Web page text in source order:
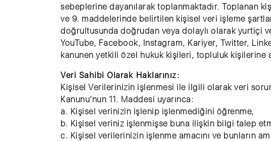
sebeplerine dayanılarak toplanmaktadır. Toplanan
ve 9. maddelerinde belirtilen kişisel veri işleme
doğrultusunda doğrudan veya dolaylı olarak yurtiçi
YouTube, Facebook, Instagram, Kariyer, Twitter,
kanunen yetkili özel hukuk kişileri, topluluk kişilerine
Veri Sahibi Olarak Haklarınız:
Kişisel Verilerinizin işlenmesi ile ilgili olarak veri
Kanunu’nun 11. Maddesi uyarınca:
a. Kişisel verinizin işlenip işlenmediğini öğrenme,
b. Kişisel veriniz işlenmişse buna ilişkin bilgi talep
c. Kişisel verilerinizin işlenme amacını ve bunların